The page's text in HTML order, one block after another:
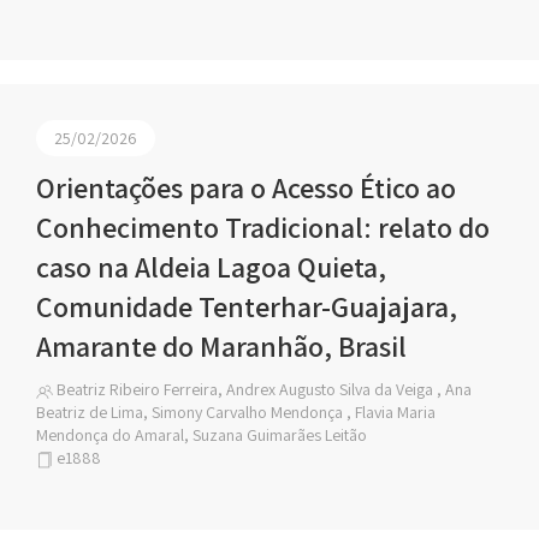
25/02/2026
Orientações para o Acesso Ético ao
Conhecimento Tradicional: relato do
caso na Aldeia Lagoa Quieta,
Comunidade Tenterhar-Guajajara,
Amarante do Maranhão, Brasil
Beatriz Ribeiro Ferreira, Andrex Augusto Silva da Veiga , Ana
Beatriz de Lima, Simony Carvalho Mendonça , Flavia Maria
Mendonça do Amaral, Suzana Guimarães Leitão
e1888